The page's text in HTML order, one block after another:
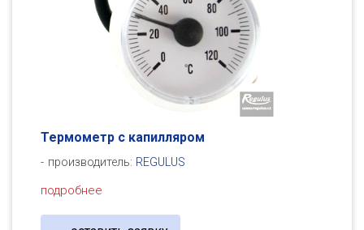
Термометр с капилляром
производитель: REGULUS
подробнее